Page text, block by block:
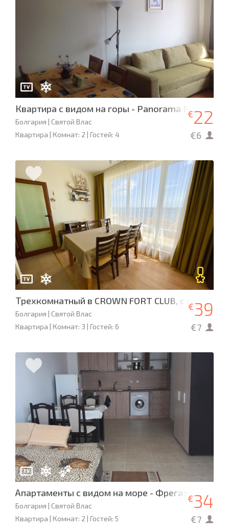
Квартира с видом на горы - Panorama Bay 2
Болгария | Святой Влас
Квартира | Комнат: 2 | Гостей: 4
€22
€6
Трехкомнатный в CROWN FORT CLUB, с видом
Болгария | Святой Влас
Квартира | Комнат: 3 | Гостей: 6
€39
€7
Апартаменты с видом на море - Фрегата
Болгария | Святой Влас
Квартира | Комнат: 2 | Гостей: 5
€34
€7